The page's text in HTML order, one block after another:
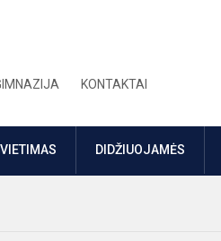
KONTAKTAI
DIDŽIUOJAMĖS